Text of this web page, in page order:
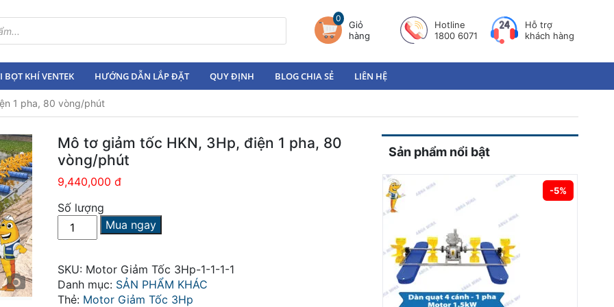
0
Giỏ
hàng
Hotline
1800 6071
Hỗ trợ
khách hàng
KHÍ VENTEK HƯỚNG DẪN LẮP ĐẶT QUY ĐỊNH BLOG CHIA SẺ LIÊN HỆ
1 pha, 80 vòng/phút
Mô tơ giảm tốc HKN, 3Hp, điện 1 pha, 80
vòng/phút
9,440,000 đ
Số lượng
Mô
tơ
tốc
HKN,
3Hp,
Mua ngay
SKU: Motor Giảm Tốc 3Hp-1-1-1-1
Danh mục: SẢN PHẨM KHÁC
Thẻ: Motor Giảm Tốc 3Hp
Sản phẩm nổi bật
-5%